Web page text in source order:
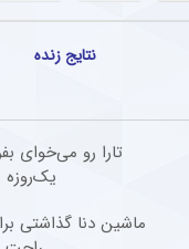
نتایج زنده